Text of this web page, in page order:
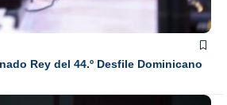
Rey del 44.º Desfile Dominicano